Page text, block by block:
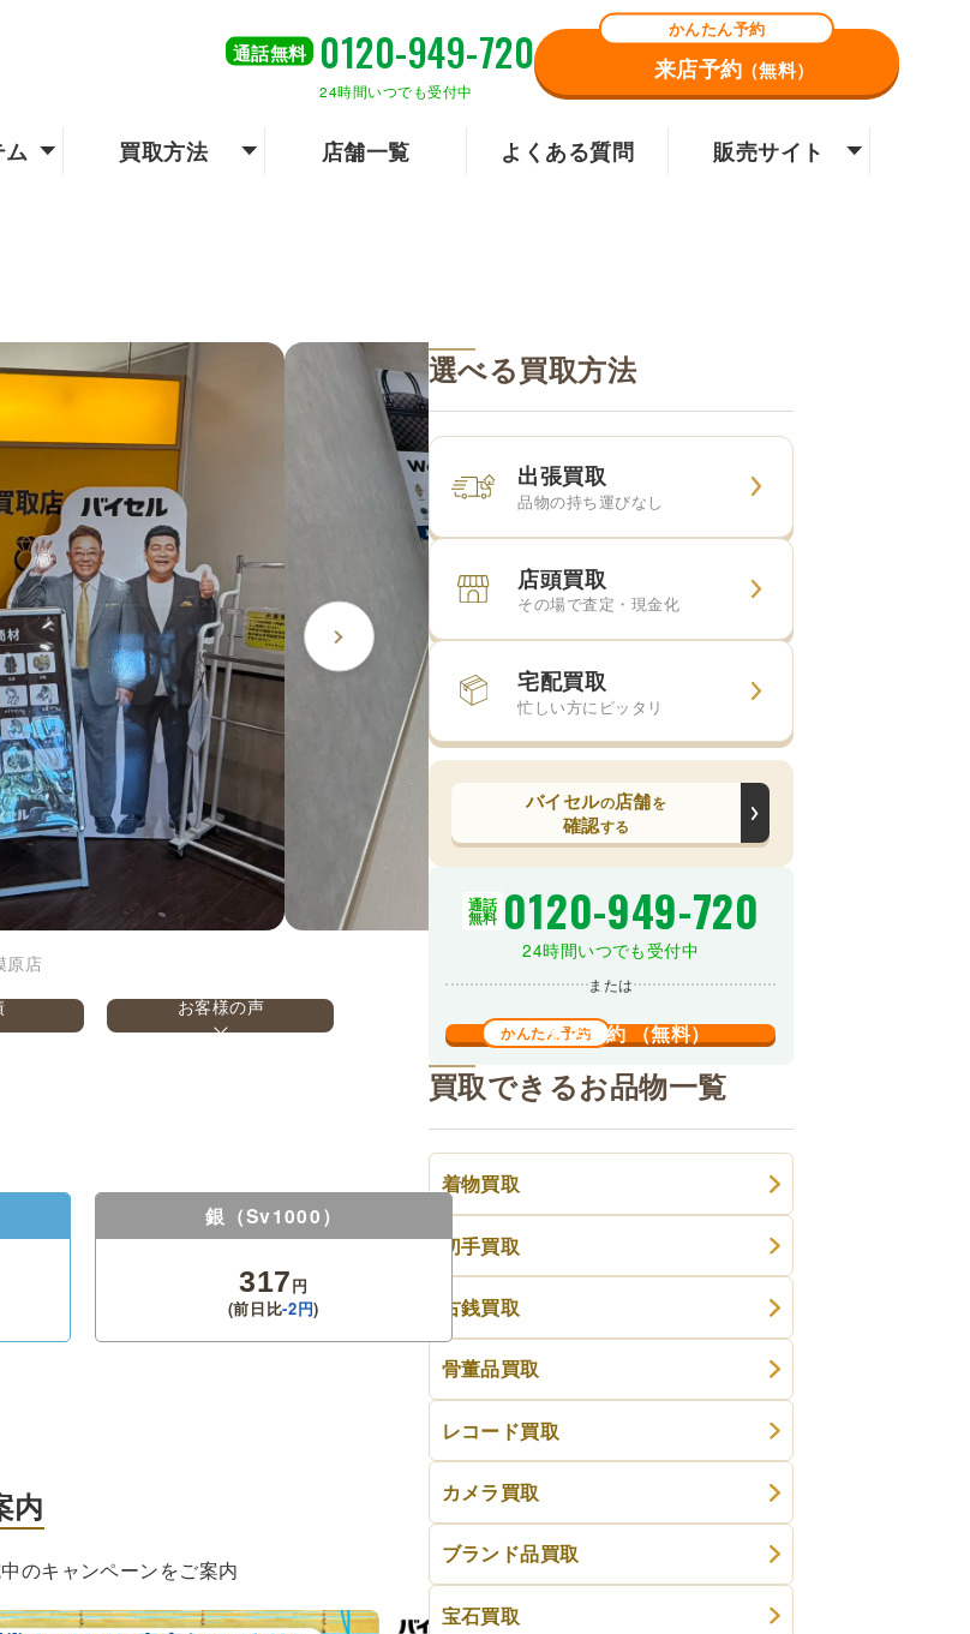
通話無料 0120-949-720
24時間いつでも受付中
かんたん予約
来店予約（無料）
買取方法 店舗一覧 よくある質問
販売サイト
原店
お客様の声
銀 （Sv1000）
317 円
(前日比-2円)
内
のキャンペーンをご案内
選べる買取方法
出張買取
品物の持ち運びなし
店頭買取
その場で査定・現金化
宅配買取
忙しい方にピッタリ
バイセルの店舗を
確認する
通話
無料 0120-949-720
24時間いつでも受付中
または
かんたん予約来店予約（無料）
買取できるお品物一覧
着物買取
切手買取
古銭買取
骨董品買取
レコード買取
カメラ買取
ブランド品買取
宝石買取